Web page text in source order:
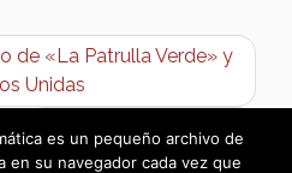
de «La Patrulla Verde» y
Unidas
Concurso de Migas →
es un pequeño archivo de
en su navegador cada vez que